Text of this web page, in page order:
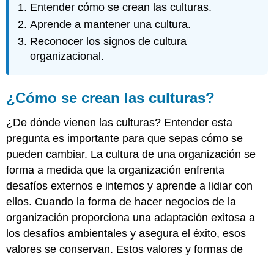
Entender cómo se crean las culturas.
Aprende a mantener una cultura.
Reconocer los signos de cultura
organizacional.
¿Cómo se crean las culturas?
¿De dónde vienen las culturas? Entender esta
pregunta es importante para que sepas cómo se
pueden cambiar. La cultura de una organización se
forma a medida que la organización enfrenta
desafíos externos e internos y aprende a lidiar con
ellos. Cuando la forma de hacer negocios de la
organización proporciona una adaptación exitosa a
los desafíos ambientales y asegura el éxito, esos
valores se conservan. Estos valores y formas de